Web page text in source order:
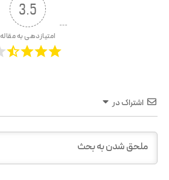
3.5
امتیازدهی به مقاله
اشتراک در